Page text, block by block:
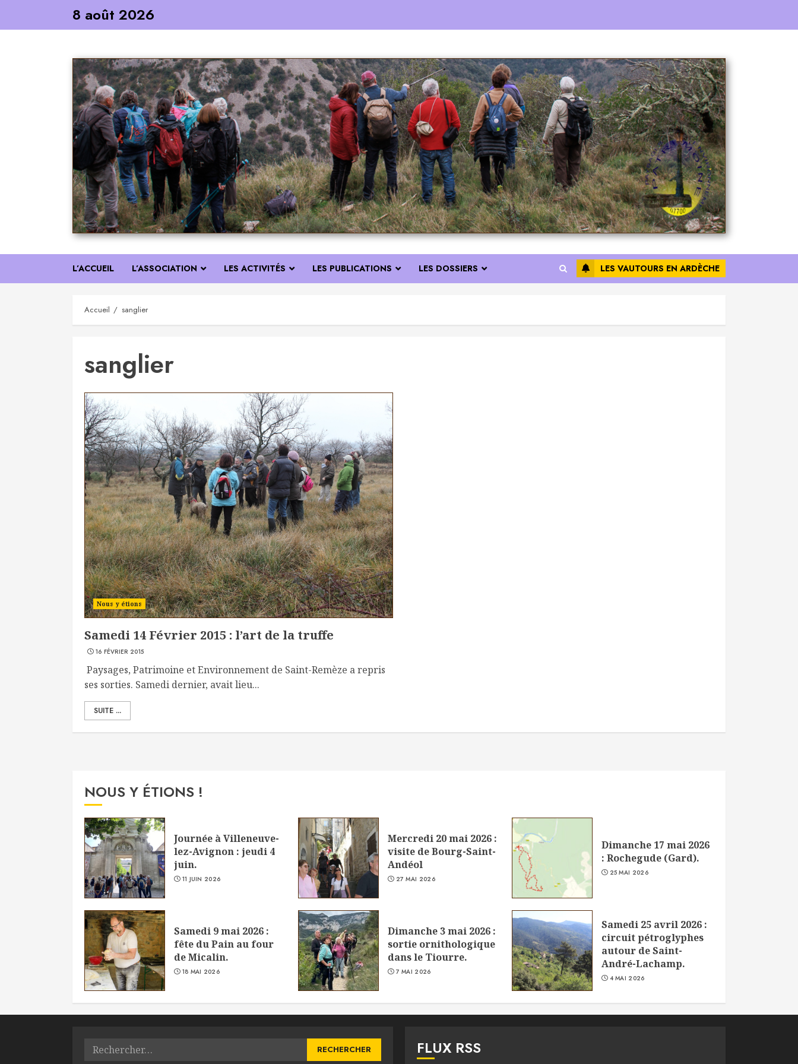
8 août 2026
L’ACCUEIL L’ASSOCIATION LES ACTIVITÉS LES PUBLICATIONS LES DOSSIERS LES VAUTOURS EN ARDÈCHE
Accueil sanglier
sanglier
Nous y étions
Samedi 14 Février 2015 : l’art de la truffe
16 FÉVRIER 2015
Paysages, Patrimoine et Environnement de Saint-Remèze a repris
ses sorties. Samedi dernier, avait lieu...
SUITE ...
NOUS Y ÉTIONS !
Journée à Villeneuve-
lez-Avignon : jeudi 4
juin.
11 JUIN 2026
Mercredi 20 mai 2026 :
visite de Bourg-Saint-
Andéol
27 MAI 2026
Dimanche 17 mai 2026
: Rochegude (Gard).
25 MAI 2026
Samedi 9 mai 2026 :
fête du Pain au four
de Micalin.
18 MAI 2026
Dimanche 3 mai 2026 :
sortie ornithologique
dans le Tiourre.
7 MAI 2026
Samedi 25 avril 2026 :
circuit pétroglyphes
autour de Saint-
André-Lachamp.
4 MAI 2026
Rechercher : FLUX RSS